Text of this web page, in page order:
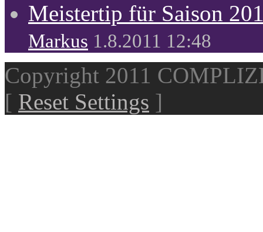
Meistertip für Saison
Markus 1.8.2011 12:48
Copyright 2011
[ Reset Settings ]